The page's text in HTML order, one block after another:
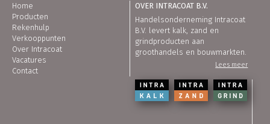
Home
Producten
Rekenhulp
Verkooppunten
Over Intracoat
Vacatures
Contact
OVER INTRACOAT B.V.
Handelsonderneming Intracoat
B.V. levert kalk, zand en
grindproducten aan
groothandels en bouwmarkten.
Lees meer